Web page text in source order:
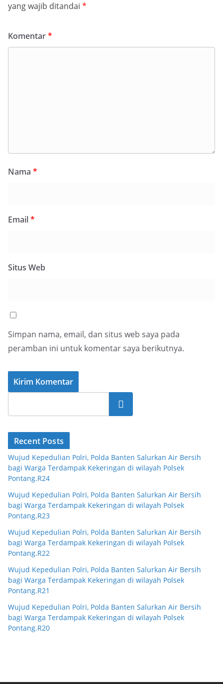
yang wajib ditandai *
Komentar*
Nama *
Email*
Situs Web
Simpan nama, email, dan situs web saya pada
peramban ini untuk komentar saya berikutnya.
Cari
Recent Posts
Wujud Kepedulian Polri, Polda Banten Salurkan Air Bersih
bagi Warga Terdampak Kekeringan di wilayah Polsek
Pontang.R24
Wujud Kepedulian Polri, Polda Banten Salurkan Air Bersih
bagi Warga Terdampak Kekeringan di wilayah Polsek
Pontang.R23
Wujud Kepedulian Polri, Polda Banten Salurkan Air Bersih
bagi Warga Terdampak Kekeringan di wilayah Polsek
Pontang.R22
Wujud Kepedulian Polri, Polda Banten Salurkan Air Bersih
bagi Warga Terdampak Kekeringan di wilayah Polsek
Pontang.R21
Wujud Kepedulian Polri, Polda Banten Salurkan Air Bersih
bagi Warga Terdampak Kekeringan di wilayah Polsek
Pontang.R20